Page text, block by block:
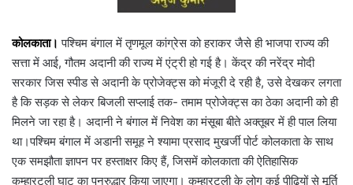
कोलकाता। पश्चिम बंगाल में तृणमूल कांग्रेस को हराकर जैसे ही भाजपा राज्य की
सत्ता में आई, गौतम अदानी की राज्य में एंट्री हो गई है। केंद्र की नरेंद्र मोदी
सरकार जिस स्पीड से अदानी के प्रोजेक्ट्स को मंजूरी दे रही है, उसे देखकर लगता
है कि सड़क से लेकर बिजली सप्लाई तक- तमाम प्रोजेक्ट्स का ठेका अदानी को ही
मिलने जा रहा है। अदानी ने बंगाल में निवेश का मंसूबा बीते अक्तूबर में ही पाल लिया
था।पश्चिम बंगाल में अडानी समूह ने श्यामा प्रसाद मुखर्जी पोर्ट कोलकाता के साथ
एक समझौता ज्ञापन पर हस्ताक्षर किए हैं, जिसमें कोलकाता की ऐतिहासिक
कुम्हारटुली घाट का पुनरुद्धार किया जाएगा। कुम्हारटुली के लोग कई पीढ़ियों से मूर्ति